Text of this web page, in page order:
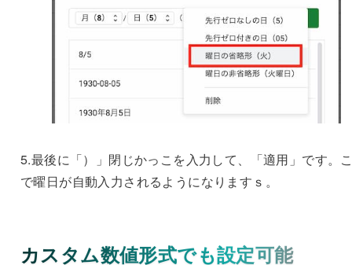
5.最後に「）」閉じかっこを入力して、「適用」です。
で曜日が自動入力されるようになりますｓ。
カスタム数値形式でも設定可能